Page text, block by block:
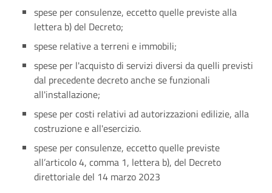
spese per consulenze, eccetto quelle previste alla
lettera b) del Decreto;
spese relative a terreni e immobili;
spese per l'acquisto di servizi diversi da quelli previsti
dal precedente decreto anche se funzionali
all'installazione;
spese per costi relativi ad autorizzazioni edilizie, alla
costruzione e all'esercizio.
spese per consulenze, eccetto quelle previste
all’articolo 4, comma 1, lettera b), del Decreto
direttoriale del 14 marzo 2023